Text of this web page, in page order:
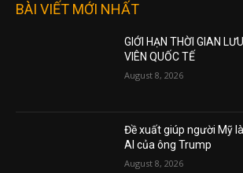
BÀI VIẾT MỚI NHẤT
GIỚI HẠN THỜI GIAN
VIÊN QUỐC TẾ
August 8, 2026
Đề xuất giúp người Mỹ
AI của ông Trump
August 8, 2026